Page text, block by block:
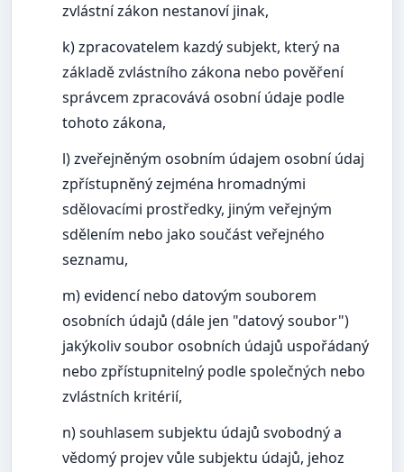
zvlástní zákon nestanoví jinak,
k) zpracovatelem kazdý subjekt, který na
základě zvlástního zákona nebo pověření
správcem zpracovává osobní údaje podle
tohoto zákona,
l) zveřejněným osobním údajem osobní údaj
zpřístupněný zejména hromadnými
sdělovacími prostředky, jiným veřejným
sdělením nebo jako součást veřejného
seznamu,
m) evidencí nebo datovým souborem
osobních údajů (dále jen "datový soubor")
jakýkoliv soubor osobních údajů uspořádaný
nebo zpřístupnitelný podle společných nebo
zvlástních kritérií,
n) souhlasem subjektu údajů svobodný a
vědomý projev vůle subjektu údajů, jehoz